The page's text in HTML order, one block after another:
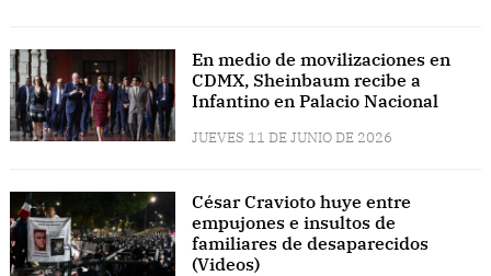
En medio de movilizaciones en
CDMX, Sheinbaum recibe a
Infantino en Palacio Nacional
JUEVES 11 DE JUNIO DE 2026
César Cravioto huye entre
empujones e insultos de
familiares de desaparecidos
(Videos)